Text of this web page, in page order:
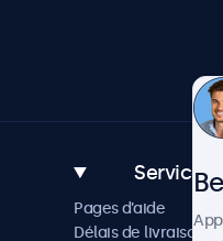
Service
Pages d’aide
Délais de livraison